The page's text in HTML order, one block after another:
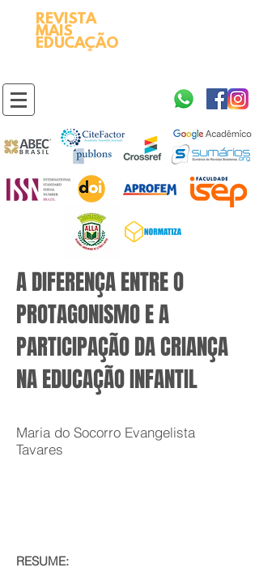
REVISTA
MAIS
EDUCAÇÃO
A DIFERENÇA ENTRE O
PROTAGONISMO E A
PARTICIPAÇÃO DA CRIANÇA
NA EDUCAÇÃO INFANTIL
Maria do Socorro Evangelista
Tavares
RESUME: